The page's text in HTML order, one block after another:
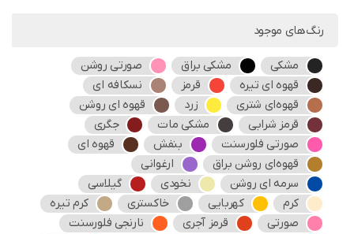
رنگ‌های موجود
مشکی مشکی براق
صورتی روشن
قهوه ای تیره
قرمز
نسکافه ای
قهوه‌ای شتری
زرد
قهوه ای روشن
قرمز شرابی
مشکی مات
جگری
صورتی فلورسنت
بنفش
قهوه ای
قهوه‌ای روشن براق
ارغوانی
سرمه ای روشن
نخودی
گیلاسی
کرم
کهربایی خاکستری
کرم تیره
صورتی
قرمز آجری
نارنجی فلورسنت